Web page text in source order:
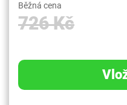
Běžná cena
726 Kč